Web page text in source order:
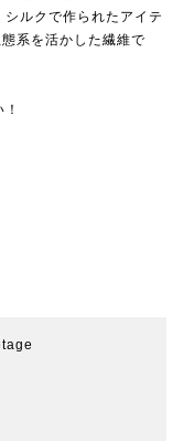
ルクで作られたアイテ
系を活かした繊維で